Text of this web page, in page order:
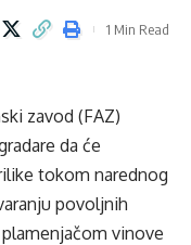
1 Min Read
zavod (FAZ)
da će
tokom narednog
povoljnih
vinove